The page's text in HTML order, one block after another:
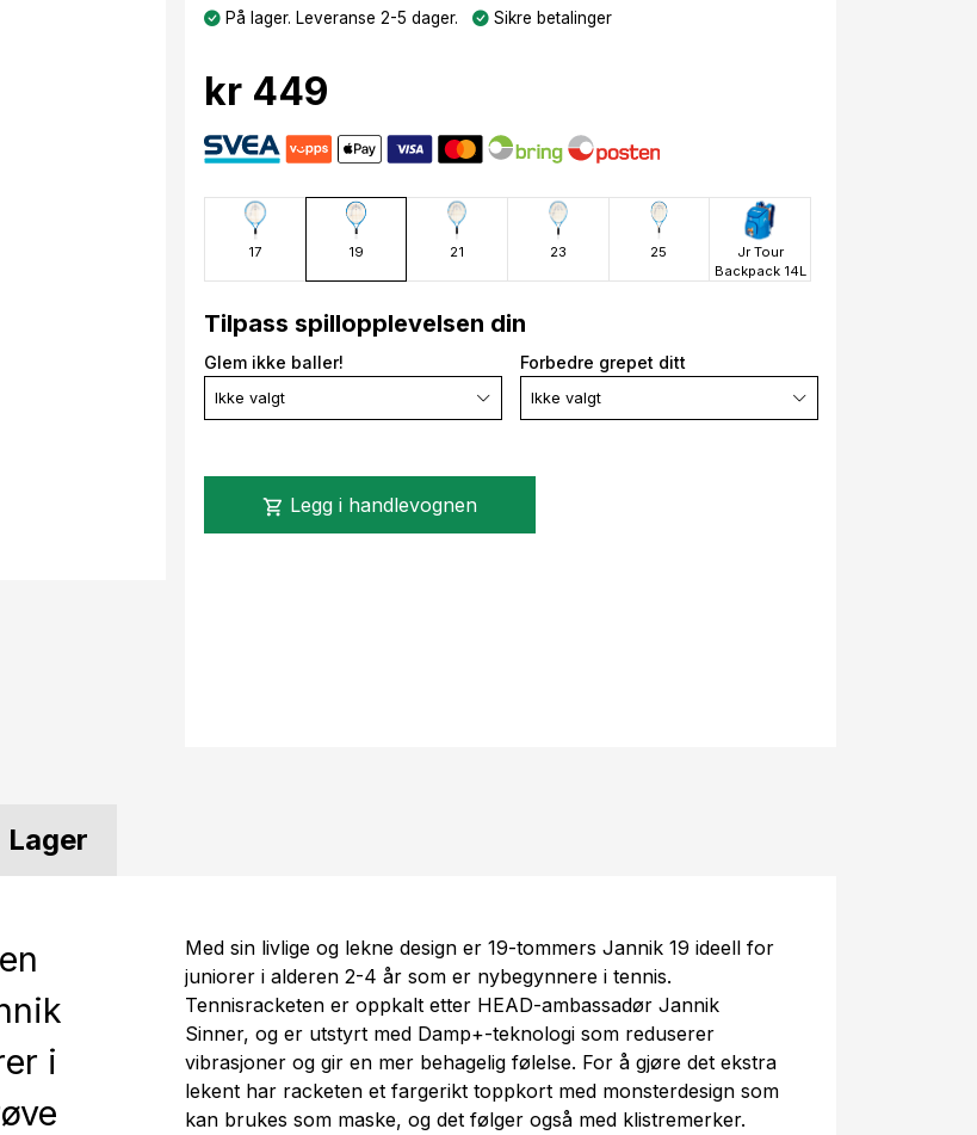
På lager. Leveranse 2-5 dager. Sikre betalinger
kr 449
17 19 21 23 25
Jr Tour
Backpack 14L
Tilpass spillopplevelsen din
Glem ikke baller!
Ikke valgt
Forbedre grepet ditt
Ikke valgt
shopping_cart Legg i handlevognen
Lager
i
Med sin livlige og lekne design er 19-tommers Jannik 19 ideell for
juniorer i alderen 2-4 år som er nybegynnere i tennis.
Tennisracketen er oppkalt etter HEAD-ambassadør Jannik
Sinner, og er utstyrt med Damp+-teknologi som reduserer
vibrasjoner og gir en mer behagelig følelse. For å gjøre det ekstra
lekent har racketen et fargerikt toppkort med monsterdesign som
kan brukes som maske, og det følger også med klistremerker.